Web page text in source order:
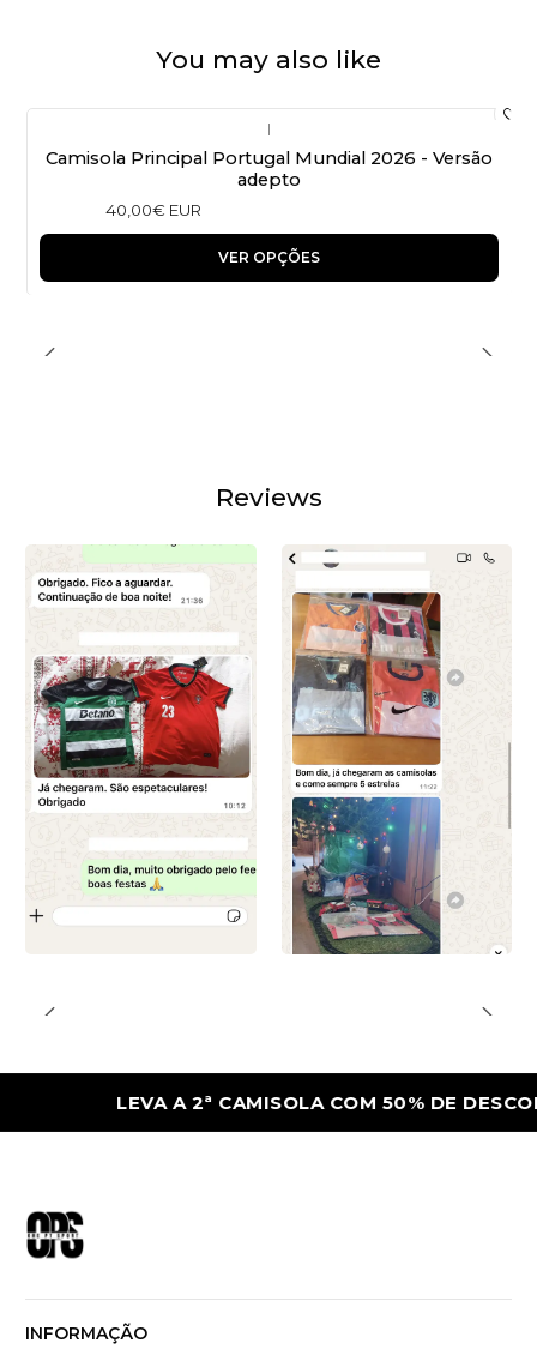
You may also like
|
Camisola Principal Portugal Mundial 2026 - Versão
adepto
40,00€ EUR
VER OPÇÕES
Reviews
LEVA A 2ª CAMISOLA COM 50% DE DESCONTO
INFORMAÇÃO